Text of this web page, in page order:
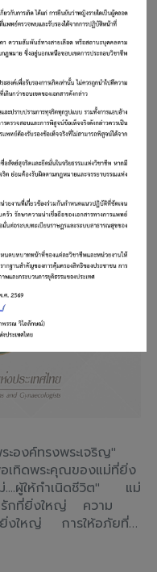
าน (แผน ก) ประจำปี
องค์ทรงพระเจริญ"
อเทิดพระคุณของแม่ที่ยิ่ง
....ผู้ให้กำเนิดชีวิต" แม่
กที่ยิ่งใหญ่ ความ
งใหญ่ การให้อภัยที่